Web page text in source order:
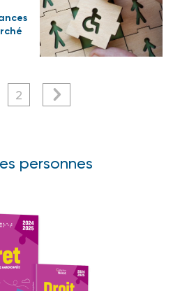
2
personnes